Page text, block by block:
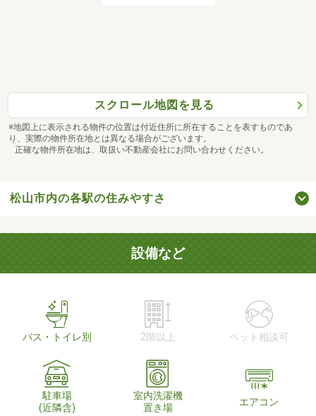
スクロール地図を見る
※地図上に表示される物件の位置は付近住所に所在することを表すものであ
り、実際の物件所在地とは異なる場合がございます。
正確な物件所在地は、取扱い不動産会社にお問い合わせください。
松山市内の各駅の住みやすさ
設備など
バス・トイレ別 2階以上 ペット相談可
駐車場
(近隣含)
室内洗濯機
置き場
エアコン